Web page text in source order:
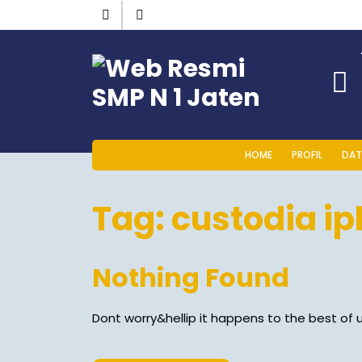
HOME PROFIL
Tag:custodia
Nothing Found
Dont worry&hellip it happens to the best of